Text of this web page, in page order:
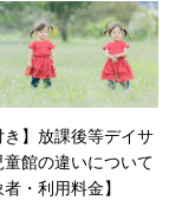
き】放課後等デイサ
童館の違いについて
者・利用料金】